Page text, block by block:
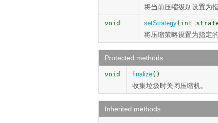
将当前压缩级别设置为指
void setStrategy(int
将压缩策略设置为指定的
Protected methods
void finalize()
收集垃圾时关闭压缩机。
Inherited methods